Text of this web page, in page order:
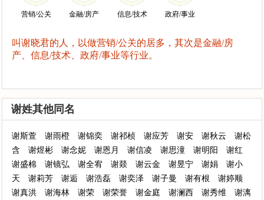
营销/公关 金融/房产 信息/技术 政府/事业
叫谢晓君的人，以做营销/公关的居多，其次是金融/房
产、信息/技术、政府/事业等行业。
谢姓其他同名
谢斯萱 谢雨橙 谢锦奕 谢祁桢 谢应芳 谢安 谢秋云
谢松
含
谢煜彬 谢念妮 谢恩月 谢信凌 谢思潼 谢明阳
谢红
谢盛棉
谢镜弘 谢全宥 谢燚 谢云金 谢昱宁 谢娟
谢小
天
谢莉芳 谢逅 谢浩磊 谢奕泽 谢子曼 谢有根
谢婷顺
谢真洪
谢海林 谢荣 谢荣誉 谢金庭 谢澜西 谢秀维 谢漓